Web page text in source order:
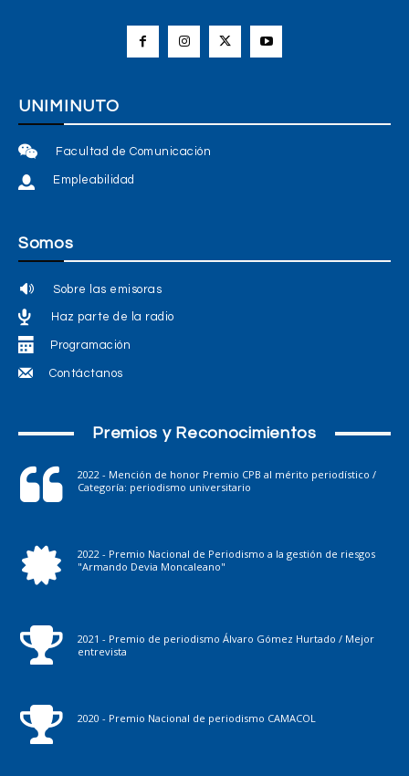
UNIMINUTO
Facultad de Comunicación
Empleabilidad
Somos
Sobre las emisoras
Haz parte de la radio
Programación
Contáctanos
Premios y Reconocimientos
2022 - Mención de honor Premio CPB al mérito periodístico /
Categoría: periodismo universitario
2022 - Premio Nacional de Periodismo a la gestión de riesgos
"Armando Devia Moncaleano"
2021 - Premio de periodismo Álvaro Gómez Hurtado / Mejor
entrevista
2020 - Premio Nacional de periodismo CAMACOL